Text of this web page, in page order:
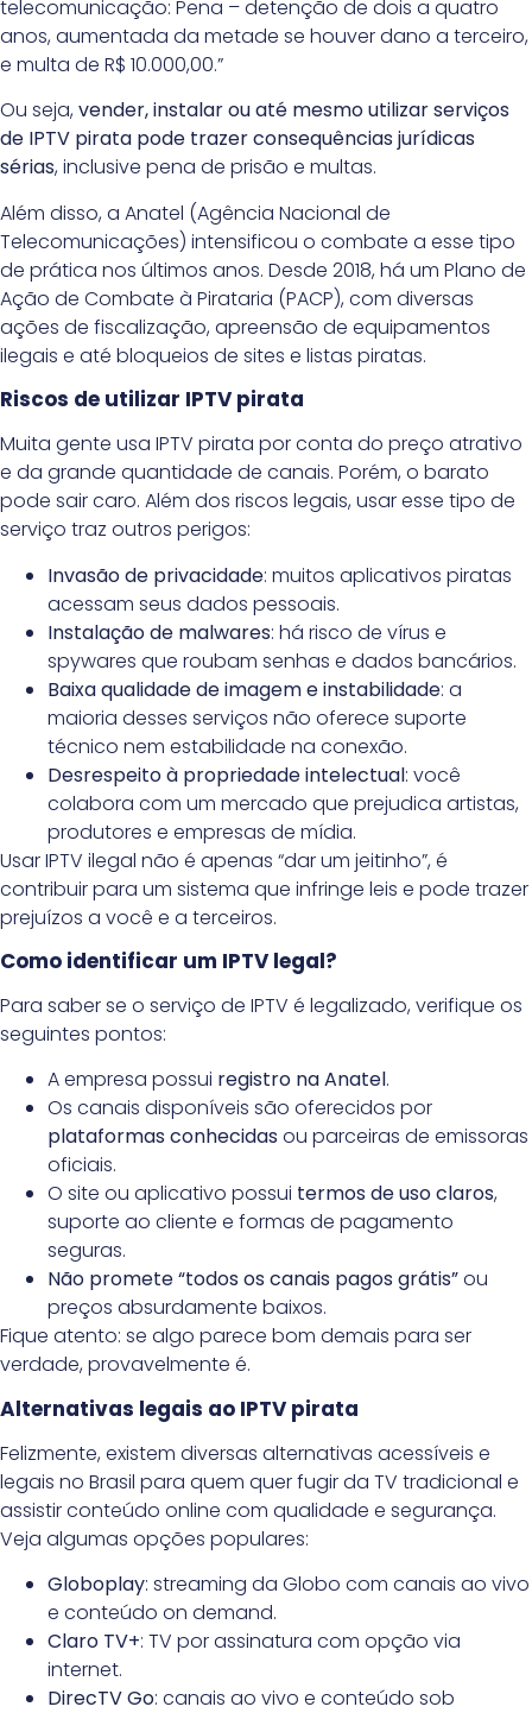
telecomunicação: Pena – detenção de dois a quatro
anos, aumentada da metade se houver dano a terceiro,
e multa de R$ 10.000,00.”
Ou seja,vender, instalar ou até mesmo utilizar serviços
de IPTV pirata pode trazer consequências jurídicas
sérias, inclusive pena de prisão e multas.
Além disso, a Anatel (Agência Nacional de
Telecomunicações) intensificou o combate a esse tipo
de prática nos últimos anos. Desde 2018, há um Plano de
Ação de Combate à Pirataria (PACP), com diversas
ações de fiscalização, apreensão de equipamentos
ilegais e até bloqueios de sites e listas piratas.
Riscos de utilizar IPTV pirata
Muita gente usa IPTV pirata por conta do preço atrativo
e da grande quantidade de canais. Porém, o barato
pode sair caro. Além dos riscos legais, usar esse tipo de
serviço traz outros perigos:
Invasão de privacidade: muitos aplicativos piratas
acessam seus dados pessoais.
Instalação de malwares: há risco de vírus e
spywares que roubam senhas e dados bancários.
Baixa qualidade de imagem e instabilidade: a
maioria desses serviços não oferece suporte
técnico nem estabilidade na conexão.
Desrespeito à propriedade intelectual: você
colabora com um mercado que prejudica artistas,
produtores e empresas de mídia.
Usar IPTV ilegal não é apenas “dar um jeitinho”, é
contribuir para um sistema que infringe leis e pode trazer
prejuízos a você e a terceiros.
Como identificar um IPTV legal?
Para saber se o serviço de IPTV é legalizado, verifique os
seguintes pontos:
A empresa possui registro na Anatel.
Os canais disponíveis são oferecidos por
plataformas conhecidasou parceiras de emissoras
oficiais.
O site ou aplicativo possui termos de uso claros,
suporte ao cliente e formas de pagamento
seguras.
Não promete “todos os canais pagos grátis”ou
preços absurdamente baixos.
Fique atento: se algo parece bom demais para ser
verdade, provavelmente é.
Alternativas legais ao IPTV pirata
Felizmente, existem diversas alternativas acessíveis e
legais no Brasil para quem quer fugir da TV tradicional e
assistir conteúdo online com qualidade e segurança.
Veja algumas opções populares:
Globoplay: streaming da Globo com canais ao vivo
e conteúdo on demand.
Claro TV+: TV por assinatura com opção via
internet.
DirecTV Go: canais ao vivo e conteúdo sob